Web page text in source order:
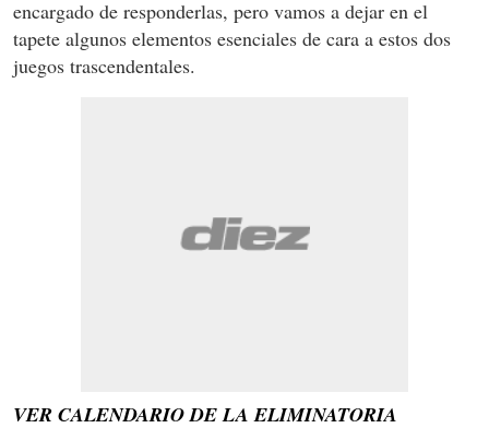
encargado de responderlas, pero vamos a dejar en el
tapete algunos elementos esenciales de cara a estos dos
juegos trascendentales.
VER CALENDARIO DE LA ELIMINATORIA